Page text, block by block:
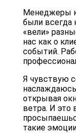
Менеджеры
были всегда
«вели»
нас как о
событий.
Я чувствую
открывая
ветра. И это
такие